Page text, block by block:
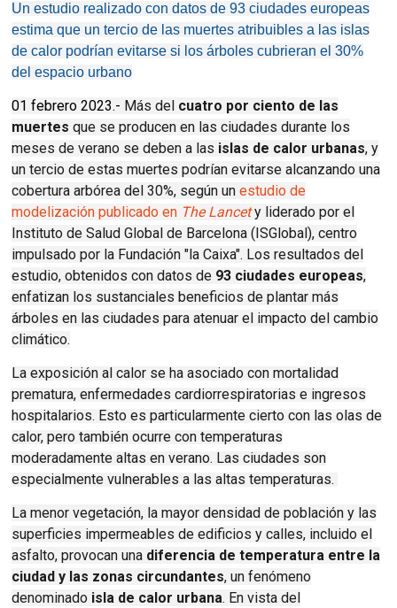
Un estudio realizado con datos de 93 ciudades europeas
estima que un tercio de las muertes atribuibles a las islas
de calor podrían evitarse si los árboles cubrieran el 30%
del espacio urbano
01 febrero 2023.- Más del cuatro por ciento de las
muertes que se producen en las ciudades durante los
meses de verano se deben a las islas de calor urbanas, y
un tercio de estas muertes podrían evitarse alcanzando una
cobertura arbórea del 30%, según un estudio de
modelización publicado en The Lancet y liderado por el
Instituto de Salud Global de Barcelona (ISGlobal), centro
impulsado por la Fundación "la Caixa". Los resultados del
estudio, obtenidos con datos de 93 ciudades europeas,
enfatizan los sustanciales beneficios de plantar más
árboles en las ciudades para atenuar el impacto del cambio
climático.
La exposición al calor se ha asociado con mortalidad
prematura, enfermedades cardiorrespiratorias e ingresos
hospitalarios. Esto es particularmente cierto con las olas de
calor, pero también ocurre con temperaturas
moderadamente altas en verano. Las ciudades son
especialmente vulnerables a las altas temperaturas.
La menor vegetación, la mayor densidad de población y las
superficies impermeables de edificios y calles, incluido el
asfalto, provocan una diferencia de temperatura entre la
ciudad y las zonas circundantes, un fenómeno
denominado isla de calor urbana. En vista del